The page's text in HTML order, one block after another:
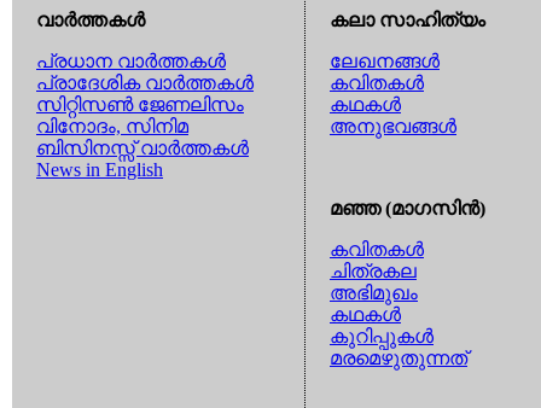
വാര്‍ത്തകള്‍
പ്രധാന വാര്‍ത്തകള്‍
പ്രാദേശിക വാര്‍ത്തകള്‍
സിറ്റിസണ്‍ ജേണലിസം
വിനോദം, സിനിമ
ബിസിനസ്സ് വാര്‍ത്തകള്‍
News in English
കലാ സാഹിത്യം
ലേഖനങ്ങള്‍
കവിതകള്‍
കഥകള്‍
അനുഭവങ്ങള്‍
മഞ്ഞ (മാഗസിന്‍)
കവിതകള്‍
ചിത്രകല
അഭിമുഖം
കഥകള്‍
കുറിപ്പുകള്‍
മരമെഴുതുന്നത്